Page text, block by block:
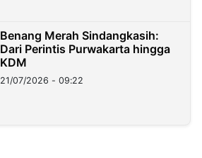
Benang Merah Sindangkasih:
Dari Perintis Purwakarta hingga
KDM
21/07/2026 - 09:22